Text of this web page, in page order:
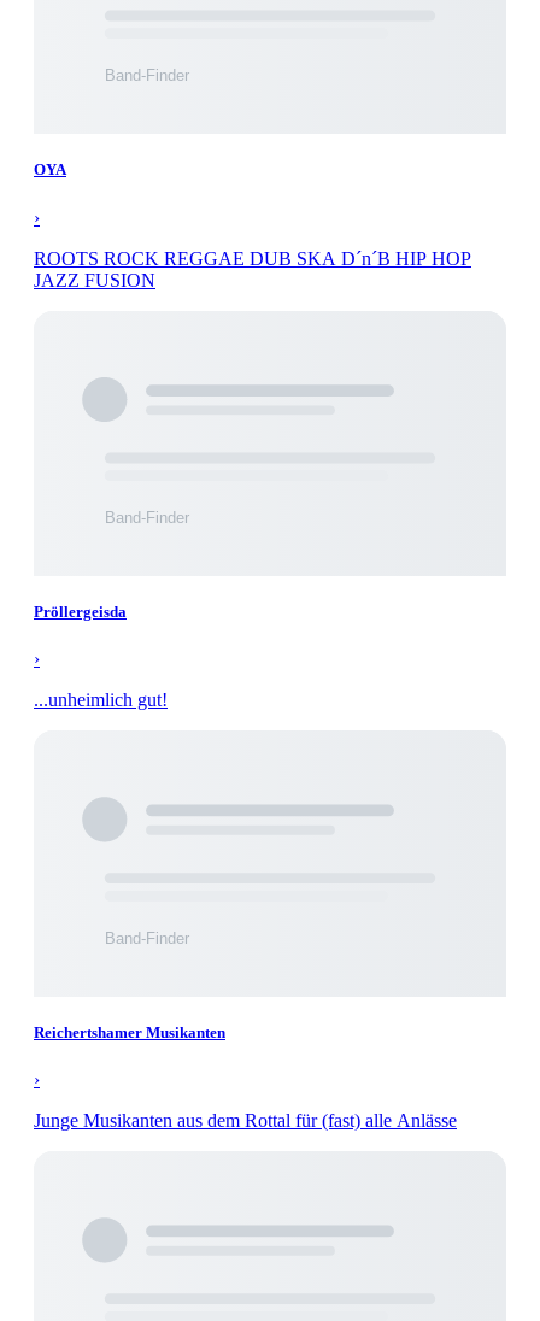
OYA
›
ROOTS ROCK REGGAE DUB SKA D´n´B HIP HOP
JAZZ FUSION
Pröllergeisda
›
...unheimlich gut!
Reichertshamer Musikanten
›
Junge Musikanten aus dem Rottal für (fast) alle Anlässe